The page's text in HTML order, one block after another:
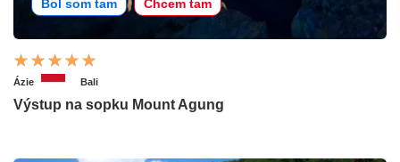
Bol som tam Chcem tam
Ázie Bali
Výstup na sopku Mount Agung